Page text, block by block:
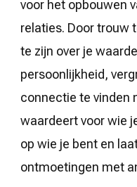
voor het opbouwen
relaties. Door trouw
te zijn over je
persoonlijkheid,
connectie te vinden
waardeert voor wie
op wie je bent en
ontmoetingen met